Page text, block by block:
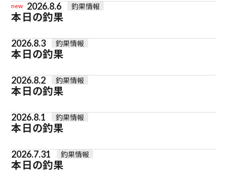
new 2026.8.6 釣果情報
本日の釣果
2026.8.3 釣果情報
本日の釣果
2026.8.2 釣果情報
本日の釣果
2026.8.1 釣果情報
本日の釣果
2026.7.31 釣果情報
本日の釣果